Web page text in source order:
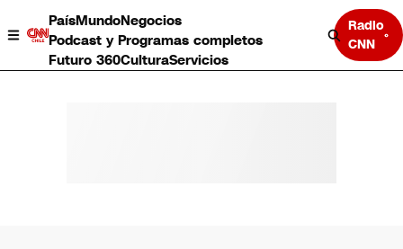
PaísMundoNegocios
Podcast y Programas completos
Futuro 360CulturaServicios
Radio
CNN